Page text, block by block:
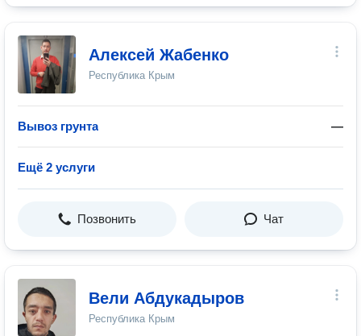
Алексей Жабенко
Республика Крым
Вывоз грунта —
Ещё 2 услуги
Позвонить Чат
Вели Абдукадыров
Республика Крым